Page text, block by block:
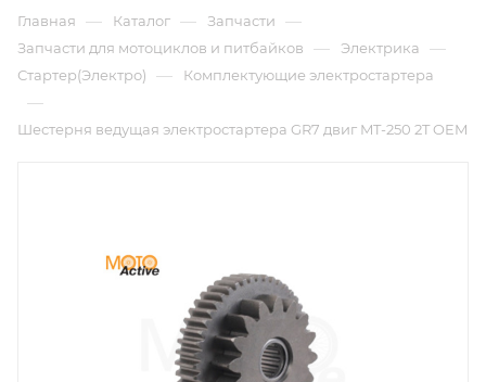
Главная — Каталог — Запчасти —
Запчасти для мотоциклов и питбайков — Электрика —
Стартер(Электро) — Комплектующие электростартера
—
Шестерня ведущая электростартера GR7 двиг MT-250 2T OEM